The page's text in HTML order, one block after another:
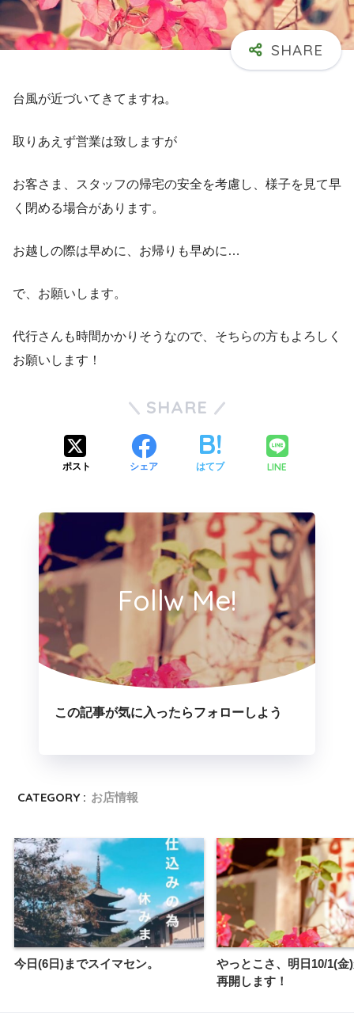
台風が近づいてきてますね。
取りあえず営業は致しますが
お客さま、スタッフの帰宅の安全を考慮し、様子を見て早
く閉める場合があります。
お越しの際は早めに、お帰りも早めに…
で、お願いします。
代行さんも時間かかりそうなので、そちらの方もよろしく
お願いします！
SHARE
ポスト シェア はてブ LINE
Follw Me!
この記事が気に入ったらフォローしよう
CATEGORY : お店情報
今日(6日)までスイマセン。
やっとこさ、明日10/1(金
再開します！